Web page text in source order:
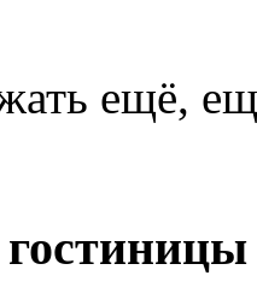
ещё,
гостиницы